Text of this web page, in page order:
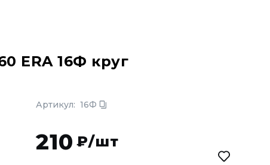
ERA 16Ф круг
Артикул: 16Ф
210 ₽/шт